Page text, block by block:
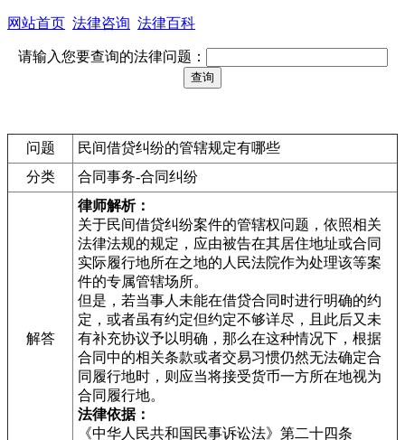
网站首页 法律咨询 法律百科
请输入您要查询的法律问题：
问题
民间借贷纠纷的管辖规定有哪些
分类
合同事务-合同纠纷
解答
律师解析：
关于民间借贷纠纷案件的管辖权问题，依照相关
法律法规的规定，应由被告在其居住地址或合同
实际履行地所在之地的人民法院作为处理该等案
件的专属管辖场所。
但是，若当事人未能在借贷合同时进行明确的约
定，或者虽有约定但约定不够详尽，且此后又未
有补充协议予以明确，那么在这种情况下，根据
合同中的相关条款或者交易习惯仍然无法确定合
同履行地时，则应当将接受货币一方所在地视为
合同履行地。
法律依据：
《中华人民共和国民事诉讼法》第二十四条